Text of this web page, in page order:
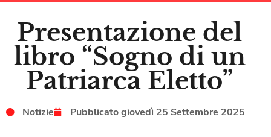
Presentazione del
libro “Sogno di un
Patriarca Eletto”
Notizie Pubblicatogiovedì 25 Settembre 2025